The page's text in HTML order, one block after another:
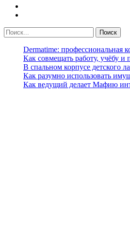
Dermatime: профессиональная
Как совмещать работу, учёбу и
В спальном корпусе детского
Как разумно использовать
Как ведущий делает Мафию